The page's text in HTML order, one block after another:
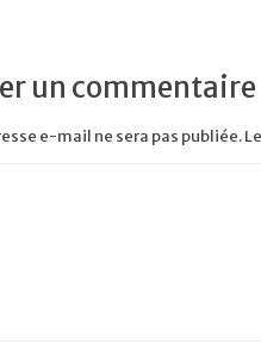
un commentaire
e-mail ne sera pas publiée.